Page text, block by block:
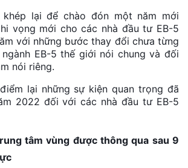
khép lại để chào đón một năm mới
vọng mới cho các nhà đầu tư EB-5
với những bước thay đổi chưa từng
EB-5 thế giới nói chung và đối
nói riêng.
lại những sự kiện quan trọng đã
2022 đối với các nhà đầu tư EB-5
tâm vùng được thông qua sau 9